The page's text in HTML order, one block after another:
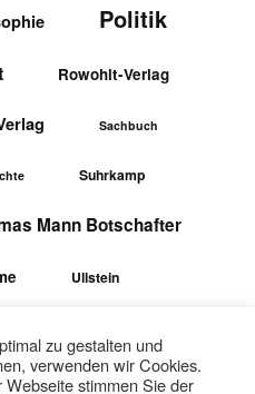
Politik
Rowohlt-Verlag
Sachbuch
Suhrkamp
Mann Botschafter
Ullstein
zu gestalten und
verwenden wir Cookies.
stimmen Sie der